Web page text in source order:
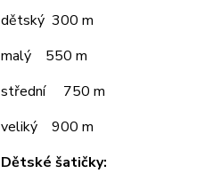
dětský 300 m
malý 550 m
střední 750 m
veliký 900 m
Dětské šatičky: